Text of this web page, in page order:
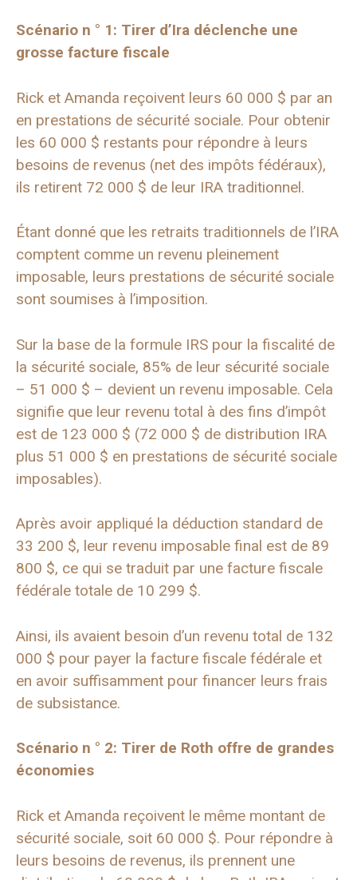
Scénario n ° 1: Tirer d’Ira déclenche une
grosse facture fiscale
Rick et Amanda reçoivent leurs 60 000 $ par an
en prestations de sécurité sociale. Pour obtenir
les 60 000 $ restants pour répondre à leurs
besoins de revenus (net des impôts fédéraux),
ils retirent 72 000 $ de leur IRA traditionnel.
Étant donné que les retraits traditionnels de l’IRA
comptent comme un revenu pleinement
imposable, leurs prestations de sécurité sociale
sont soumises à l’imposition.
Sur la base de la formule IRS pour la fiscalité de
la sécurité sociale, 85% de leur sécurité sociale
– 51 000 $ – devient un revenu imposable. Cela
signifie que leur revenu total à des fins d’impôt
est de 123 000 $ (72 000 $ de distribution IRA
plus 51 000 $ en prestations de sécurité sociale
imposables).
Après avoir appliqué la déduction standard de
33 200 $, leur revenu imposable final est de 89
800 $, ce qui se traduit par une facture fiscale
fédérale totale de 10 299 $.
Ainsi, ils avaient besoin d’un revenu total de 132
000 $ pour payer la facture fiscale fédérale et
en avoir suffisamment pour financer leurs frais
de subsistance.
Scénario n ° 2: Tirer de Roth offre de grandes
économies
Rick et Amanda reçoivent le même montant de
sécurité sociale, soit 60 000 $. Pour répondre à
leurs besoins de revenus, ils prennent une